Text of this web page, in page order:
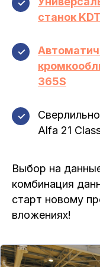
✓
станок
✓
365S
✓
Alfa 21
Выбор на
комбинация
старт новому
вложениях!